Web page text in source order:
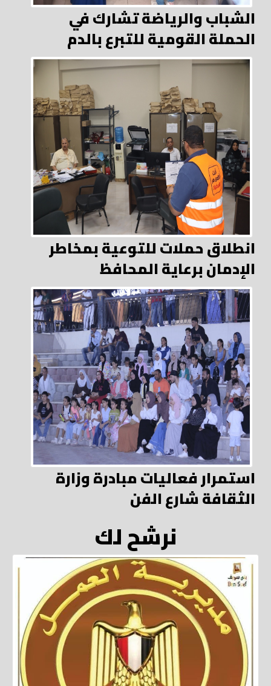
الشباب والرياضة تشارك في
الحملة القومية للتبرع بالدم
انطلاق حملات للتوعية بمخاطر
الإدمان برعاية المحافظ
استمرار فعاليات مبادرة وزارة
الثقافة شارع الفن
نرشح لك